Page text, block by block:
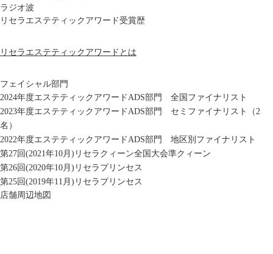
ラジオ波
リセラエステティックアワード受賞歴
リセラエステティックアワードとは
フェイシャル部門
2024年度エステティックアワードADS部門 全国ファイナリスト
2023年度エステティックアワードADS部門 セミファイナリスト（2
名）
2022年度エステティックアワードADS部門 地区別ファイナリスト
第27回(2021年10月)リセラクィーン全国大会準クィーン
第26回(2020年10月)リセラプリンセス
第25回(2019年11月)リセラプリンセス
店舗周辺地図